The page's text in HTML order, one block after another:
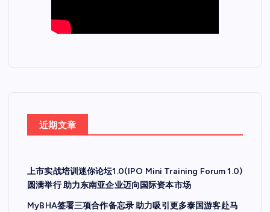
近期文章
上市实战培训迷你论坛1.0(IPO Mini Training Forum 1.0)
圆满举行 助力东南亚企业迈向国际资本市场
MyBHA签署三项合作备忘录 助力吸引更多泰国游客赴马